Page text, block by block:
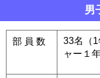
男
部 員 数
33名（
ャー１